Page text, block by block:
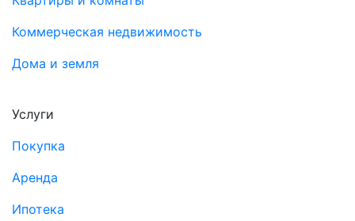
Коммерческая недвижимость
Дома и земля
Услуги
Покупка
Аренда
Ипотека